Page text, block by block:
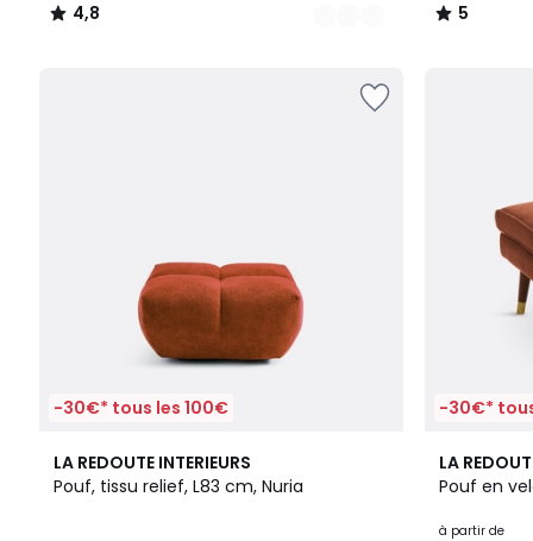
4,8
/
5
/
-30€* tous les 100€
LA REDOUTE INTERIEURS
Pouf, tissu relief, L83 cm, Nuria
3
Couleurs
-30€*
LA
Pouf en
à partir de
4,8
/ 5
6
Couleurs